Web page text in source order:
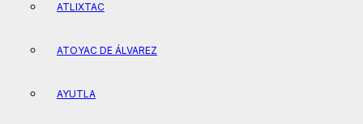
ATLIXTAC
ATOYAC DE ÁLVAREZ
AYUTLA